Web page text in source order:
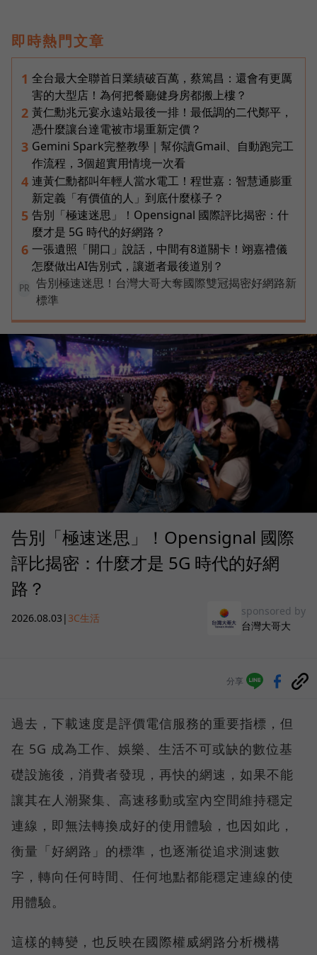
即時熱門文章
1 全台最大全聯首日業績破百萬，蔡篤昌：還會有更厲
害的大型店！為何把餐廳健身房都搬上樓？
2 黃仁勳兆元宴永遠站最後一排！最低調的二代鄭平，
憑什麼讓台達電被市場重新定價？
3 Gemini Spark完整教學｜幫你讀Gmail、自動跑完工
作流程，3個超實用情境一次看
4 連黃仁勳都叫年輕人當水電工！程世嘉：智慧通膨重
新定義「有價值的人」到底什麼樣子？
5 告別「極速迷思」！Opensignal 國際評比揭密：什
麼才是 5G 時代的好網路？
6 一張遺照「開口」說話，中間有8道關卡！翊嘉禮儀
怎麼做出AI告別式，讓逝者最後道別？
PR
告別極速迷思！台灣大哥大奪國際雙冠揭密好網路新
標準
告別「極速迷思」！Opensignal 國際
評比揭密：什麼才是 5G 時代的好網
路？
2026.08.03 | 3C生活
sponsored by
台灣大哥大
分享
過去，下載速度是評價電信服務的重要指標，但
在 5G 成為工作、娛樂、生活不可或缺的數位基
礎設施後，消費者發現，再快的網速，如果不能
讓其在人潮聚集、高速移動或室內空間維持穩定
連線，即無法轉換成好的使用體驗，也因如此，
衡量「好網路」的標準，也逐漸從追求測速數
字，轉向任何時間、任何地點都能穩定連線的使
用體驗。
這樣的轉變，也反映在國際權威網路分析機構